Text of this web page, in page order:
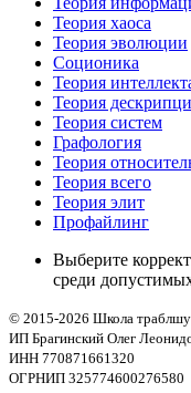
Теория хаоса
Теория эволюции
Соционика
Теория
Теория
Теория систем
Графология
Теория
Теория всего
Теория элит
Профайлинг
Выберите
среди
© 2015-2026 Школа
ИП Брагинский Олег
ИНН 770871661320
ОГРНИП 325774600276580